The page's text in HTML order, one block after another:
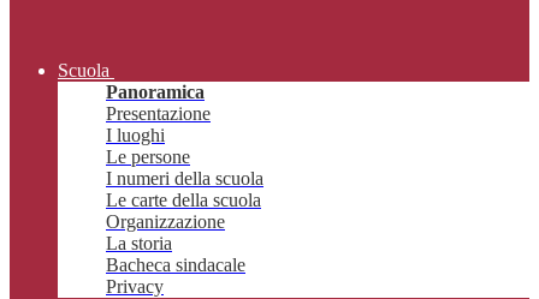
Scuola
Panoramica
Presentazione
I luoghi
Le persone
I numeri della scuola
Le carte della scuola
Organizzazione
La storia
Bacheca sindacale
Privacy